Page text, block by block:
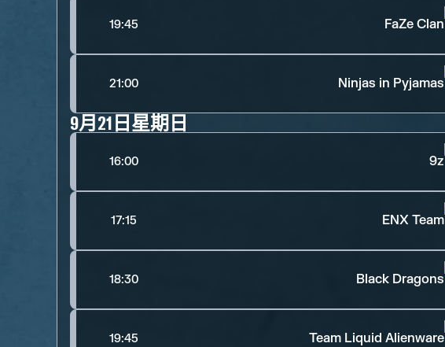
19:45 FaZe Clan
21:00 Ninjas in Pyjamas
9月21日星期日
16:00 9z
17:15 ENX Team
18:30 Black Dragons
19:45 Team Liquid Alienware